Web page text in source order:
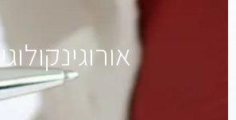
אורוגינקולוגיה